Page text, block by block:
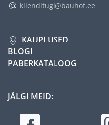
klienditugi@bauhof.ee
KAUPLUSED
BLOGI
PABERKATALOOG
JÄLGI MEID: